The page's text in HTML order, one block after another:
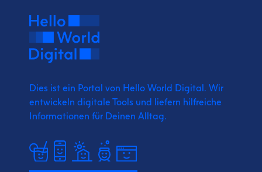
Dies ist ein Portal von Hello World Digital. Wir
entwickeln digitale Tools und liefern hilfreiche
Informationen für Deinen Alltag.